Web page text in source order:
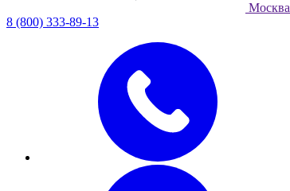
Москва
8 (800) 333-89-13